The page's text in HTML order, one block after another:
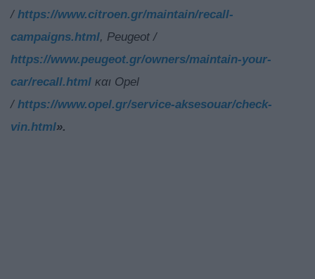
/ https://www.citroen.gr/maintain/recall-
campaigns.html, Peugeot /
https://www.peugeot.gr/owners/maintain-your-
car/recall.html και Opel
/ https://www.opel.gr/service-aksesouar/check-
vin.html».